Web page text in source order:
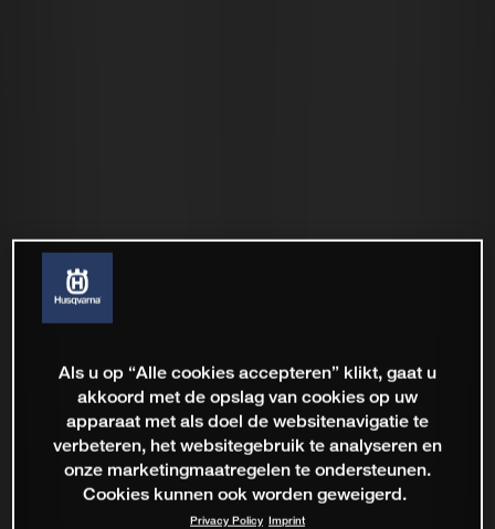
Als u op “Alle cookies accepteren” klikt, gaat u
akkoord met de opslag van cookies op uw
apparaat met als doel de websitenavigatie te
verbeteren, het websitegebruik te analyseren en
onze marketingmaatregelen te ondersteunen.
Cookies kunnen ook worden geweigerd.
Privacy Policy Imprint